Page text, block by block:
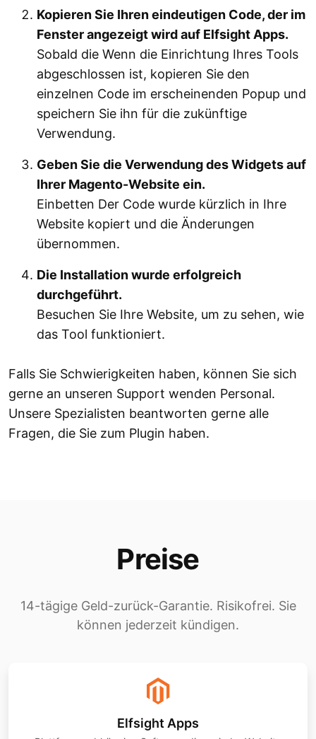
Kopieren Sie Ihren eindeutigen Code, der im
Fenster angezeigt wird auf Elfsight Apps.
Sobald die Wenn die Einrichtung Ihres Tools
abgeschlossen ist, kopieren Sie den
einzelnen Code im erscheinenden Popup und
speichern Sie ihn für die zukünftige
Verwendung.
Geben Sie die Verwendung des Widgets auf
Ihrer Magento-Website ein.
Einbetten Der Code wurde kürzlich in Ihre
Website kopiert und die Änderungen
übernommen.
Die Installation wurde erfolgreich
durchgeführt.
Besuchen Sie Ihre Website, um zu sehen, wie
das Tool funktioniert.
Falls Sie Schwierigkeiten haben, können Sie sich
gerne an unseren Support wenden Personal.
Unsere Spezialisten beantworten gerne alle
Fragen, die Sie zum Plugin haben.
Preise
14-tägige Geld-zurück-Garantie. Risikofrei. Sie
können jederzeit kündigen.
Elfsight Apps